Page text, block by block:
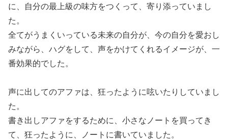
に、自分の最上級の味方をつくって、寄り添っていまし
た。
全てがうまくいっている未来の自分が、今の自分を愛おし
みながら、ハグをして、声をかけてくれるイメージが、一
番効果的でした。
声に出してのアファは、狂ったように呟いたりしていまし
た。
書き出しアファをするために、小さなノートを買ってき
て、狂ったように、ノートに書いていました。